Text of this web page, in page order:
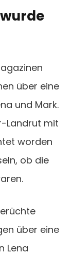
über eine
und Mark.
Landrut mit
worden
ob die
über eine
Lena